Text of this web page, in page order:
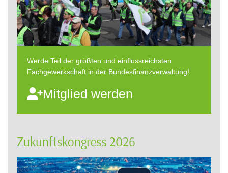
Werde Teil der größten und einflussreichsten
Fachgewerkschaft in der Bundesfinanzverwaltung!
Mitglied werden
Zukunftskongress 2026